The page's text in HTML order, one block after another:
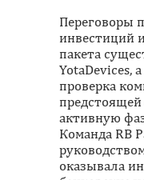
Переговоры
инвестиций
пакета
YotaDevices,
проверка
активную
Команда RB
оказывала